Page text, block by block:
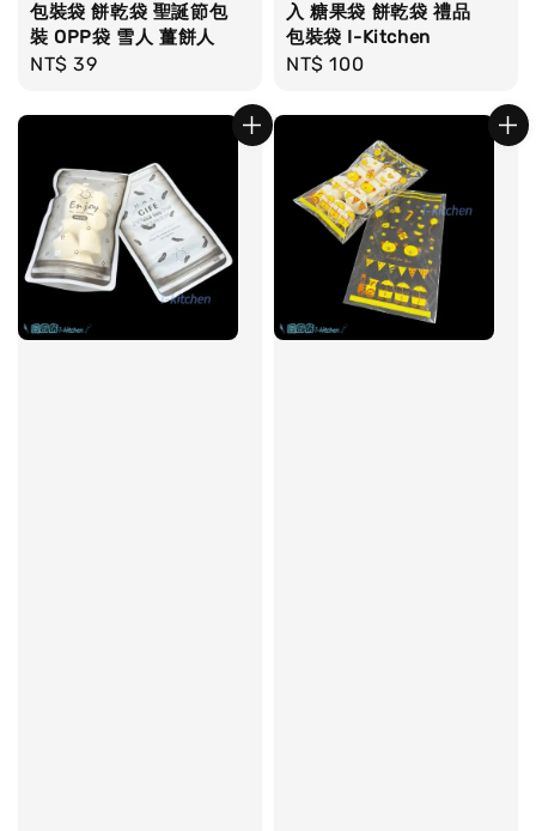
包裝袋 餅乾袋 聖誕節包
裝 OPP袋 雪人 薑餅人
Regular
NT$ 39
入 糖果袋 餅乾袋 禮品
包裝袋 I-Kitchen
Regular
NT$ 100